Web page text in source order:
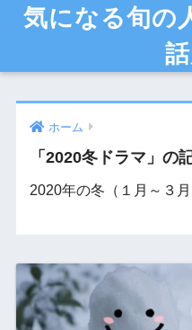
気になる旬の
話
ホーム
「2020冬ドラマ」の
2020年の冬（１月～３